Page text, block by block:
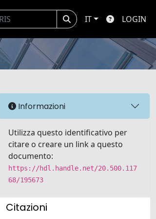
IT LOGIN
Informazioni
Utilizza questo identificativo per
citare o creare un link a questo
documento:
https://hdl.handle.net/20.500.117
68/195673
Citazioni